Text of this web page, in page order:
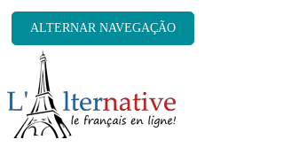
ALTERNAR NAVEGAÇÃO